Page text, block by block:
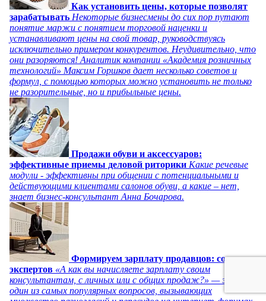
Как установить цены, которые позволят
зарабатывать Некоторые бизнесмены до сих пор путают
понятие маржи с понятием торговой наценки и
устанавливают цены на свой товар, руководствуясь
исключительно примером конкурентов. Неудивительно, что
они разоряются! Аналитик компании «Академия розничных
технологий» Максим Горшков дает несколько советов и
формул, с помощью которых можно установить не только
не разорительные, но и прибыльные цены.
Продажи обуви и аксессуаров:
эффективные приемы деловой риторики Какие речевые
модули - эффективны при общении с потенциальными и
действующими клиентами салонов обуви, а какие – нет,
знает бизнес-консультант Анна Бочарова.
Формируем зарплату продавцов: советы
экспертов «А как вы начисляете зарплату своим
консультантам, с личных или с общих продаж?» — это
один из самых популярных вопросов, вызывающих